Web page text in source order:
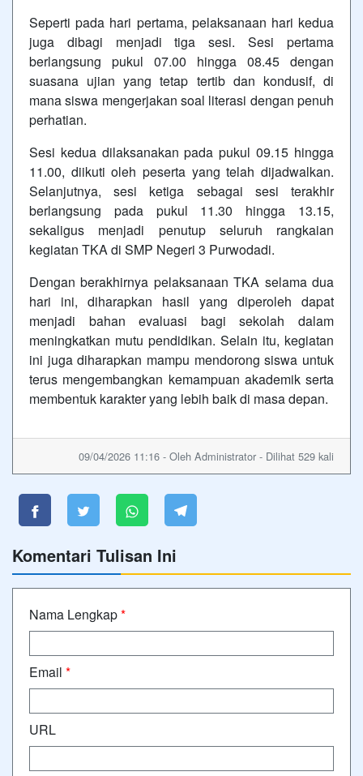
Seperti pada hari pertama, pelaksanaan hari kedua
juga dibagi menjadi tiga sesi. Sesi pertama
berlangsung pukul 07.00 hingga 08.45 dengan
suasana ujian yang tetap tertib dan kondusif, di
mana siswa mengerjakan soal literasi dengan penuh
perhatian.
Sesi kedua dilaksanakan pada pukul 09.15 hingga
11.00, diikuti oleh peserta yang telah dijadwalkan.
Selanjutnya, sesi ketiga sebagai sesi terakhir
berlangsung pada pukul 11.30 hingga 13.15,
sekaligus menjadi penutup seluruh rangkaian
kegiatan TKA di SMP Negeri 3 Purwodadi.
Dengan berakhirnya pelaksanaan TKA selama dua
hari ini, diharapkan hasil yang diperoleh dapat
menjadi bahan evaluasi bagi sekolah dalam
meningkatkan mutu pendidikan. Selain itu, kegiatan
ini juga diharapkan mampu mendorong siswa untuk
terus mengembangkan kemampuan akademik serta
membentuk karakter yang lebih baik di masa depan.
09/04/2026 11:16 - Oleh Administrator - Dilihat 529 kali
Komentari Tulisan Ini
Nama Lengkap*
Email *
URL